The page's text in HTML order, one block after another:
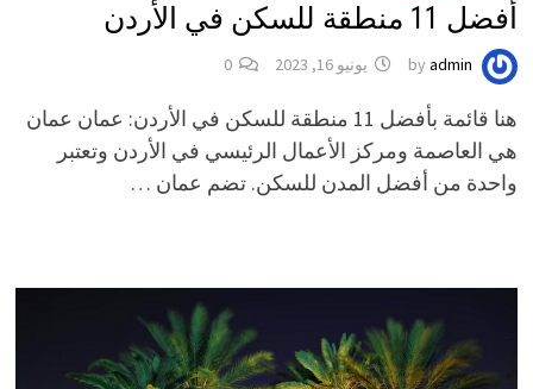
أفضل 11 منطقة للسكن في الأردن
byadmin يونيو 16, 2023 0
هنا قائمة بأفضل 11 منطقة للسكن في الأردن: عمان عمان
هي العاصمة ومركز الأعمال الرئيسي في الأردن وتعتبر
واحدة من أفضل المدن للسكن. تضم عمان …